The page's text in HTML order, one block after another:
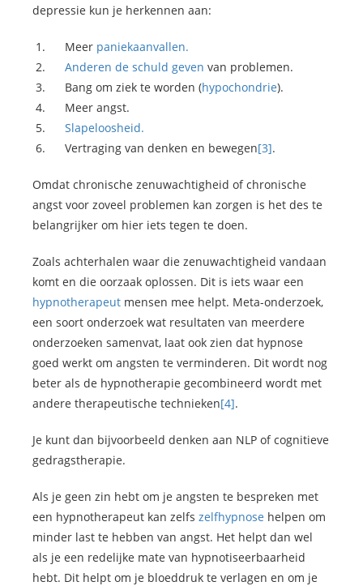
depressie kun je herkennen aan:
Meer paniekaanvallen.
Anderen de schuld geven van problemen.
Bang om ziek te worden (hypochondrie).
Meer angst.
Slapeloosheid.
Vertraging van denken en bewegen[3].
Omdat chronische zenuwachtigheid of chronische
angst voor zoveel problemen kan zorgen is het des te
belangrijker om hier iets tegen te doen.
Zoals achterhalen waar die zenuwachtigheid vandaan
komt en die oorzaak oplossen. Dit is iets waar een
hypnotherapeut mensen mee helpt. Meta-onderzoek,
een soort onderzoek wat resultaten van meerdere
onderzoeken samenvat, laat ook zien dat hypnose
goed werkt om angsten te verminderen. Dit wordt nog
beter als de hypnotherapie gecombineerd wordt met
andere therapeutische technieken[4].
Je kunt dan bijvoorbeeld denken aan NLP of cognitieve
gedragstherapie.
Als je geen zin hebt om je angsten te bespreken met
een hypnotherapeut kan zelfs zelfhypnose helpen om
minder last te hebben van angst. Het helpt dan wel
als je een redelijke mate van hypnotiseerbaarheid
hebt. Dit helpt om je bloeddruk te verlagen en om je